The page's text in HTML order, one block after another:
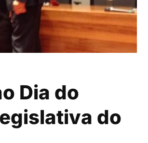
Dia do
do